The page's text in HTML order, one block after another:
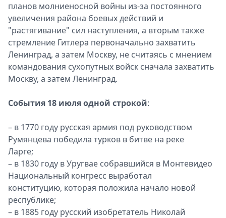
планов молниеносной войны из-за постоянного
увеличения района боевых действий и
"растягивание" сил наступления, а вторым также
стремление Гитлера первоначально захватить
Ленинград, а затем Москву, не считаясь с мнением
командования сухопутных войск сначала захватить
Москву, а затем Ленинград.
События 18 июля одной строкой:
– в 1770 году русская армия под руководством
Румянцева победила турков в битве на реке
Ларге;
– в 1830 году в Уругвае собравшийся в Монтевидео
Национальный конгресс выработал
конституцию, которая положила начало новой
республике;
– в 1885 году русский изобретатель Николай